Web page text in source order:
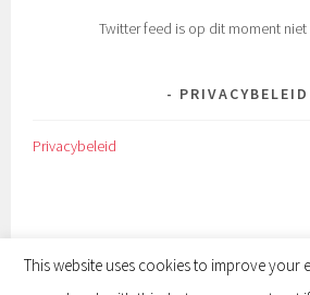
Twitter feed is op dit moment niet
PRIVACYBELEID
Privacybeleid
This website uses cookies to improve your